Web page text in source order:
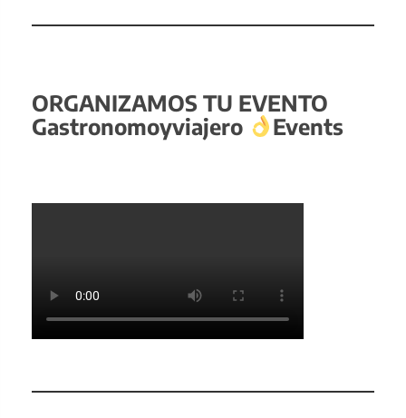
ORGANIZAMOS TU EVENTO
Gastronomoyviajero
Events